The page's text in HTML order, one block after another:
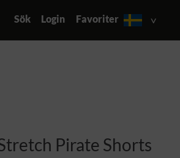
Sök Login Favoriter
Pirate Shorts